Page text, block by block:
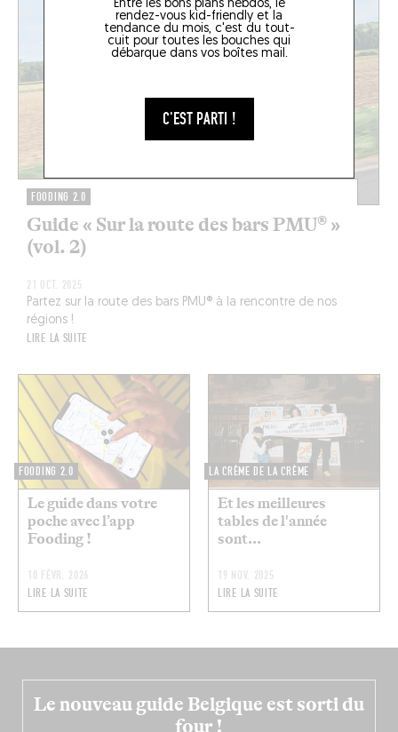
Entre les bons plans hebdos, le
rendez-vous kid-friendly et la
tendance du mois, c'est du tout-
cuit pour toutes les bouches qui
débarque dans vos boîtes mail.
C'EST PARTI !
FOODING 2.0
Guide « Sur la route des bars PMU® »
(vol. 2)
21 OCT. 2025
Partez sur la route des bars PMU® à la rencontre de nos
régions !
LIRE LA SUITE
FOODING 2.0
Le guide dans votre
poche avec l’app
Fooding !
10 FÉVR. 2026
LIRE LA SUITE
LA CRÈME DE LA CRÈME
Et les meilleures
tables de l'année
sont...
19 NOV. 2025
LIRE LA SUITE
Le nouveau guide Belgique est sorti du
four !